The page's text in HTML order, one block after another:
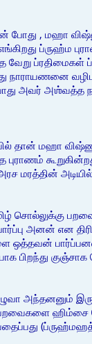
போது , மஹா
ப்ருஹ்ம
ப்ரதிமைகள்
நாராயணனை
அவர் அஶ்வத்த
தான் மஹா
புராணம்
மரத்தின்
சொல்லுக்கு
அனன் என
ஒத்தவன்
பிறந்து குஞ்சாக
அந்தனனும்
பறவைகளை ஹிம்சை